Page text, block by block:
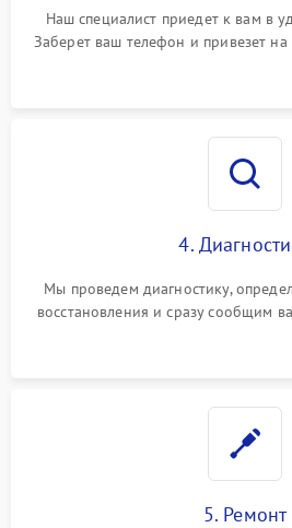
Наш специалист приедет к вам в
Заберет ваш телефон и привезет на
4.
Мы проведем диагностику,
восстановления и сразу сообщим
5. Ремонт